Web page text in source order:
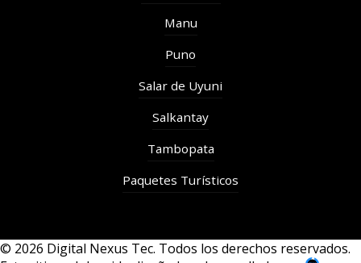
Manu
Puno
Salar de Uyuni
Salkantay
Tambopata
Paquetes Turísticos
© 2026 Digital Nexus Tec. Todos los derechos reservados.